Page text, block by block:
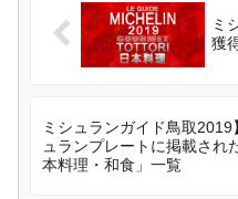
ミ
獲
ミシュランガイド鳥取2019
ュランプレートに掲載され
本料理・和食」一覧